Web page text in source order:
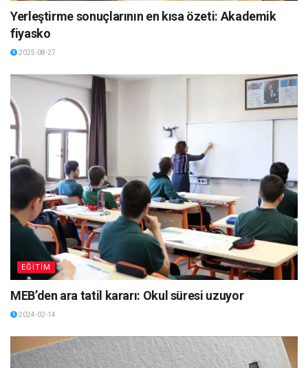
Yerleştirme sonuçlarının en kısa özeti: Akademik
fiyasko
2025-08-27
EĞİTİM
MEB’den ara tatil kararı: Okul süresi uzuyor
2024-02-14